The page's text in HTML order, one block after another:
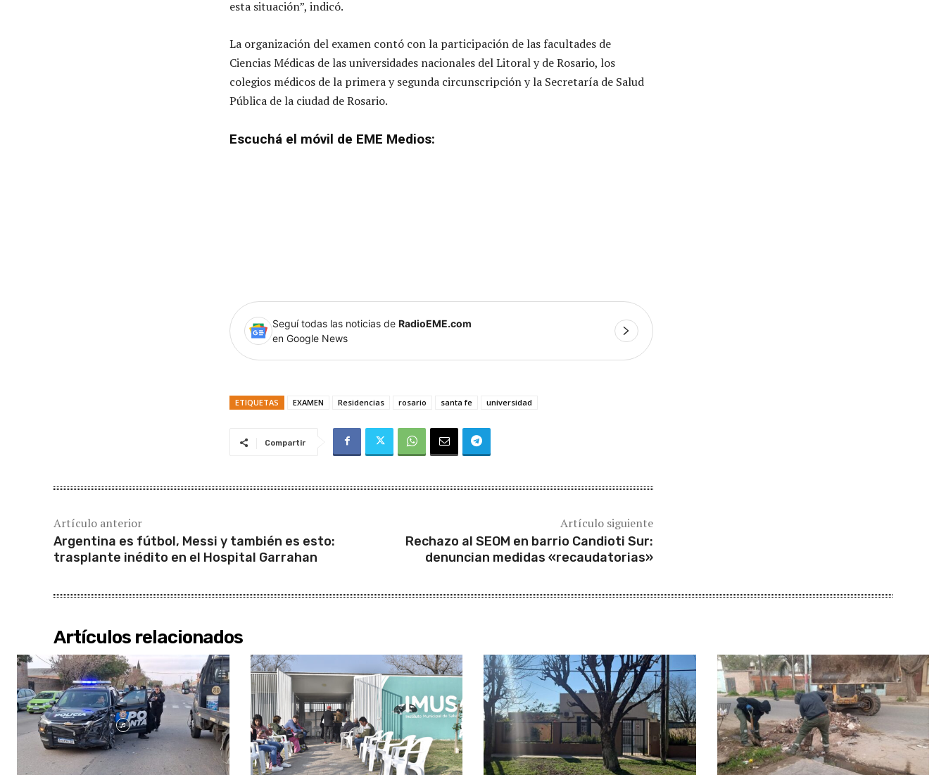
esta situación”, indicó.
La organización del examen contó con la participación de las facultades de
Ciencias Médicas de las universidades nacionales del Litoral y de Rosario, los
colegios médicos de la primera y segunda circunscripción y la Secretaría de Salud
Pública de la ciudad de Rosario.
Escuchá el móvil de EME Medios:
Seguí todas las noticias de RadioEME.com
en Google News
ETIQUETAS EXAMEN Residencias rosario santa fe universidad
Compartir
Artículo anterior
Argentina es fútbol, Messi y también es esto:
trasplante inédito en el Hospital Garrahan
Artículo siguiente
Rechazo al SEOM en barrio Candioti Sur:
denuncian medidas «recaudatorias»
Artículos relacionados